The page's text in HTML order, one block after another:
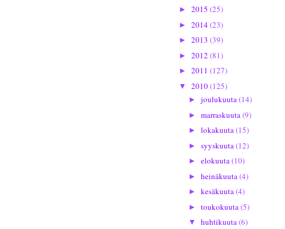
► 2015 (25)
► 2014(23)
► 2013 (39)
► 2012 (81)
► 2011 (127)
▼ 2010(125)
► joulukuuta(14)
► marraskuuta(9)
► lokakuuta(15)
► syyskuuta(12)
► elokuuta(10)
► heinäkuuta(4)
► kesäkuuta(4)
► toukokuuta(5)
▼ huhtikuuta(6)